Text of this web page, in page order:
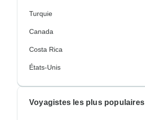
Turquie
Canada
Costa Rica
États-Unis
Voyagistes les plus populaires